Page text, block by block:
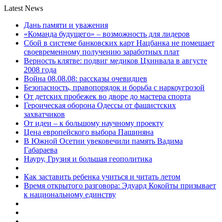
Latest News
Дань памяти и уважения
«Команда будущего» – возможность для лидеров
Сбой в системе банковских карт Нацбанка не помешает
своевременному получению заработных плат
Верность клятве: подвиг медиков Цхинвала в августе
2008 года
Война 08.08.08: рассказы очевидцев
Безопасность, правопорядок и борьба с наркоугрозой
От детских пробежек во дворе до мастера спорта
Героическая оборона Одессы от фашистских
захватчиков
От идеи – к большому научному проекту
Цена европейского выбора Пашиняна
В Южной Осетии увековечили память Вадима
Габараева
Науру, Грузия и большая геополитика
Как заставить ребенка учиться и читать летом
Время открытого разговора: Эдуард Кокойты призывает
к национальному единству